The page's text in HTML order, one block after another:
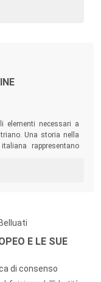
in esame
Segni, Saragat,
elementi necessari a
Una storia nella
rappresentano
pagina del
E LE SUE
di consenso